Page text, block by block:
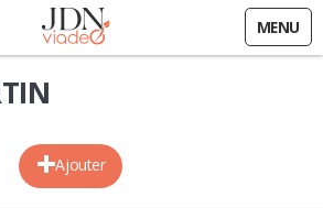
MENU
Ajouter